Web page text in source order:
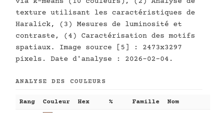
texture utilisant les caractéristiques de
Haralick, (3) Mesures de luminosité et
contraste, (4) Caractérisation des motifs
spatiaux. Image source [5] : 2473x3297
pixels. Date d'analyse : 2026-02-04.
ANALYSE DES COULEURS
Rang Couleur Hex % Famille Nom